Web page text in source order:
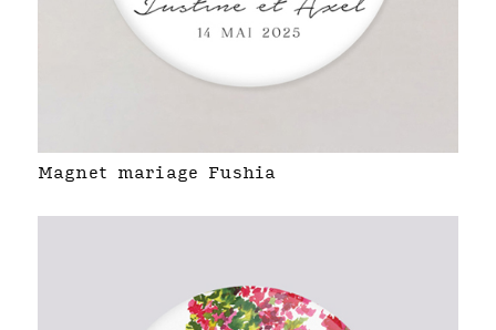
Magnet mariage Fushia